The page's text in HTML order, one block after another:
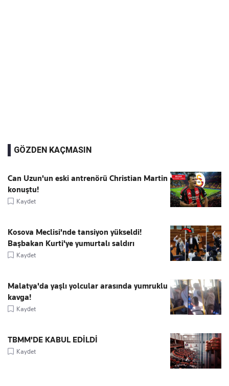
GÖZDEN KAÇMASIN
Can Uzun'un eski antrenörü Christian Martin
konuştu!
Kaydet
Kosova Meclisi'nde tansiyon yükseldi!
Başbakan Kurti'ye yumurtalı saldırı
Kaydet
Malatya'da yaşlı yolcular arasında yumruklu
kavga!
Kaydet
TBMM'DE KABUL EDİLDİ
Kaydet